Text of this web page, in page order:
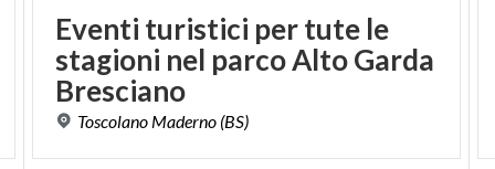
Eventi turistici per tute le
stagioni nel parco Alto Garda
Bresciano
Toscolano Maderno (BS)